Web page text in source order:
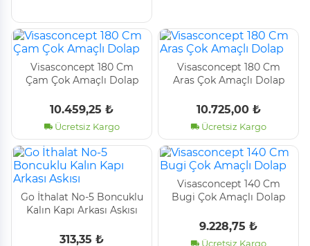
Vi̇sasconcept 180 Cm
Çam Çok Amaçlı Dolap
10.459,25 ₺
Ücretsiz Kargo
Vi̇sasconcept 180 Cm
Aras Çok Amaçlı Dolap
10.725,00 ₺
Ücretsiz Kargo
Go İthalat No-5 Boncuklu
Kalın Kapı Arkası Askısı
313,35 ₺
Vi̇sasconcept 140 Cm
Bugi̇ Çok Amaçlı Dolap
9.228,75 ₺
Ücretsiz Kargo